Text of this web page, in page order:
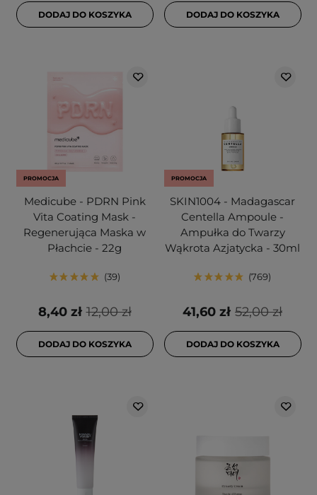
DODAJ DO KOSZYKA DODAJ DO KOSZYKA
PROMOCJA
Medicube - PDRN Pink
Vita Coating Mask -
Regenerująca Maska w
Płachcie - 22g
39
12,00 zł
8,40 zł
DODAJ DO KOSZYKA
PROMOCJA
SKIN1004 - Madagascar
Centella Ampoule -
Ampułka do Twarzy
Wąkrota Azjatycka - 30ml
769
52,00 zł
41,60 zł
DODAJ DO KOSZYKA